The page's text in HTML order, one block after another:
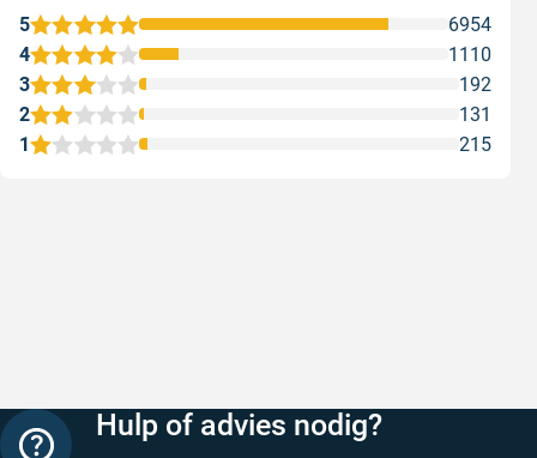
1 215
2 131
3 192
4 1110
5 6954
Hulp of advies nodig?